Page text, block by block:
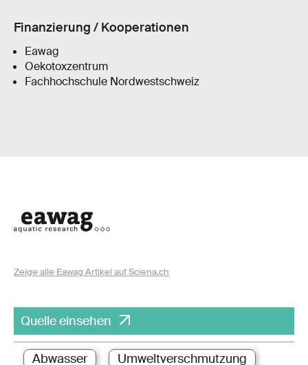
Finanzierung / Kooperationen
Eawag
Oekotoxzentrum
Fachhochschule Nordwestschweiz
Zeige alle Eawag Artikel auf Sciena.ch
Quelle einsehen
Abwasser
Umweltverschmutzung